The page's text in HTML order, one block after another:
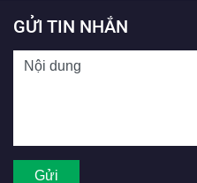
GỬI TIN NHẮN